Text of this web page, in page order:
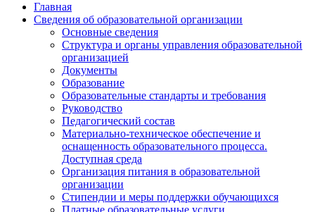
Главная
Сведения об образовательной организации
Основные сведения
Структура и органы управления образовательной
организацией
Документы
Образование
Образовательные стандарты и требования
Руководство
Педагогический состав
Материально-техническое обеспечение и
оснащенность образовательного процесса.
Доступная среда
Организация питания в образовательной
организации
Стипендии и меры поддержки обучающихся
Платные образовательные услуги